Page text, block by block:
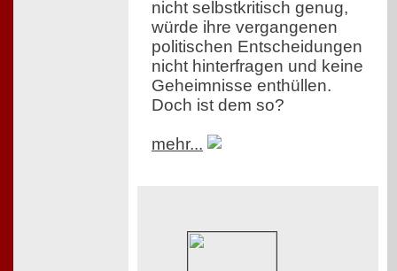
nicht selbstkritisch genug,
würde ihre vergangenen
politischen Entscheidungen
nicht hinterfragen und keine
Geheimnisse enthüllen.
Doch ist dem so?
mehr...